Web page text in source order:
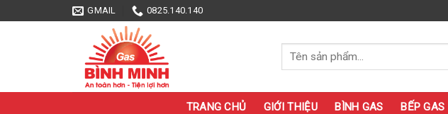
to
GMAIL 0825.140.140
Tìm
kiếm:
TRANG CHỦ GIỚI THIỆU BÌNH GAS BẾP GAS